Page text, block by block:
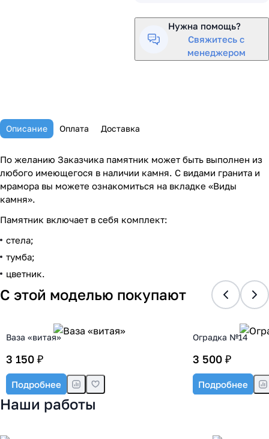
Нужна помощь?
Свяжитесь с
менеджером
Описание Оплата Доставка
По желанию Заказчика памятник может быть выполнен из
любого имеющегося в наличии камня. С видами гранита и
мрамора вы можете ознакомиться на вкладке «Виды
камня».
Памятник включает в себя комплект:
стела;
тумба;
цветник.
С этой моделью покупают
Ваза «витая»
3 150 ₽
Подробнее
Оградка №14
3 500 ₽
Подробнее
Наши работы